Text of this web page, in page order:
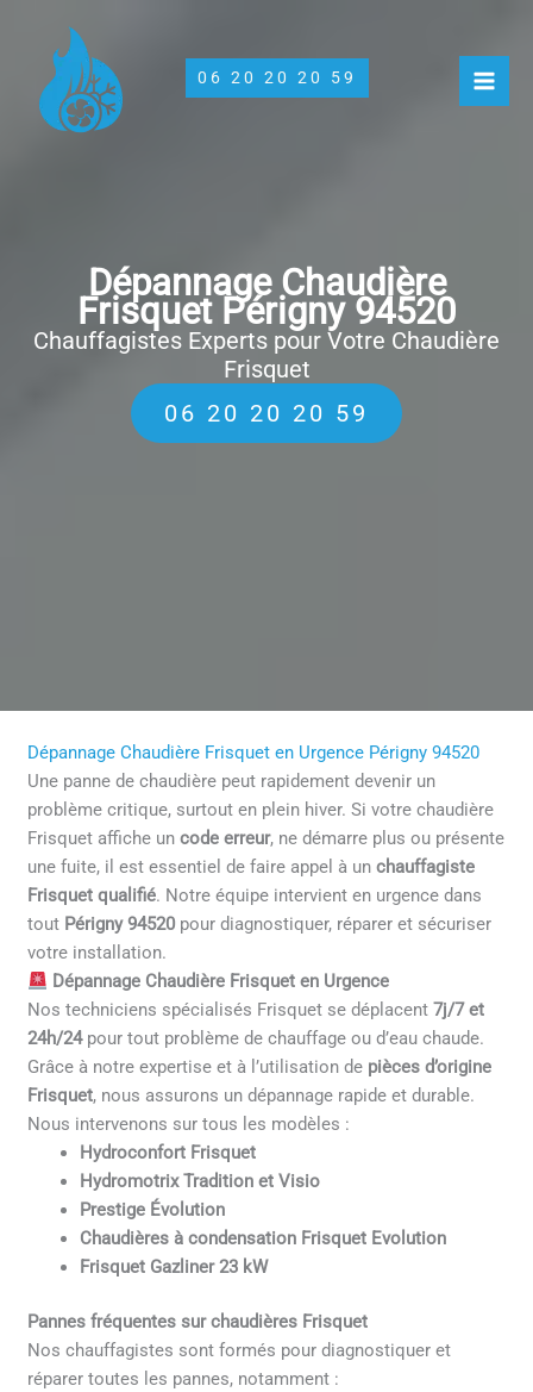
contenu
06 20 20 20 59
Dépannage Chaudière
Frisquet Périgny 94520
Chauffagistes Experts pour Votre Chaudière
Frisquet
06 20 20 20 59
Dépannage Chaudière Frisquet en Urgence Périgny 94520
Une panne de chaudière peut rapidement devenir un
problème critique, surtout en plein hiver. Si votre chaudière
Frisquet affiche uncode erreur, ne démarre plus ou présente
une fuite, il est essentiel de faire appel à unchauffagiste
Frisquet qualifié. Notre équipe intervient en urgence dans
tout Périgny 94520 pour diagnostiquer, réparer et sécuriser
votre installation.
Dépannage Chaudière Frisquet en Urgence
Nos techniciens spécialisés Frisquet se déplacent7j/7 et
24h/24pour tout problème de chauffage ou d’eau chaude.
Grâce à notre expertise et à l’utilisation de pièces d’origine
Frisquet, nous assurons un dépannage rapide et durable.
Nous intervenons sur tous les modèles :
Hydroconfort Frisquet
Hydromotrix Tradition et Visio
Prestige Évolution
Chaudières à condensation Frisquet Evolution
Frisquet Gazliner 23 kW
Pannes fréquentes sur chaudières Frisquet
Nos chauffagistes sont formés pour diagnostiquer et
réparer toutes les pannes, notamment :